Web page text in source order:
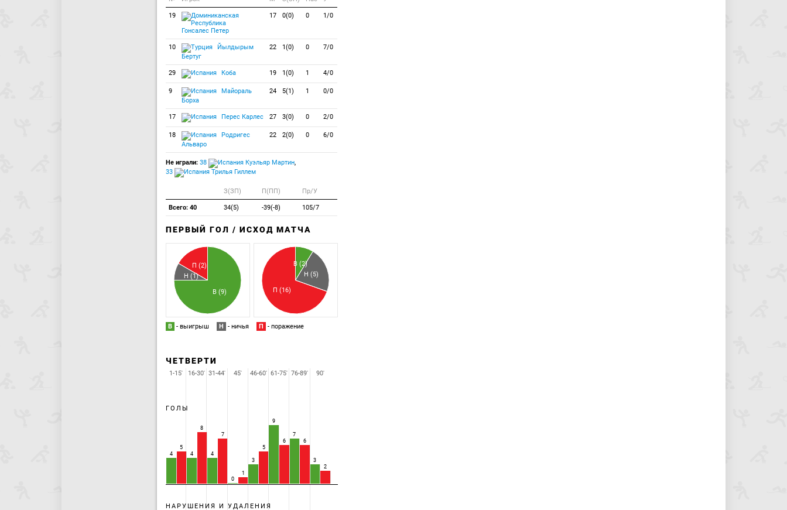
19
Гонсалес Петер
17 0(0) 0 1/0
10
Йылдырым
Бертуг
22 1(0) 0 7/0
29 Коба 19 1(0) 1 4/0
9
Майораль
Борха
24 5(1) 1 0/0
17 Перес Карлес 27 3(0) 0 2/0
18
Родригес
Альваро
22 2(0) 0 6/0
Не играли: 38 Куэльяр Мартин,
33
Трилья Гиллем
З(ЗП) П(ПП) Пр/У
Всего: 40 34(5) -39(-8) 105/7
ПЕРВЫЙ ГОЛ / ИСХОД МАТЧА
В (9)
Н (1)
П (2)
В (2)
Н (5)
П (16)
В - выигрыш Н - ничья П - поражение
ЧЕТВЕРТИ
ГОЛЫ
4
5
4
8
4
7
0
1
3
5
9
6
7
6
3
2
НАРУШЕНИЯ И УДАЛЕНИЯ
1-15' 16-30' 31-44' 45' 46-60' 61-75' 76-89' 90'